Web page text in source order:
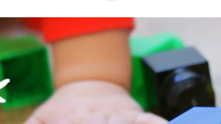
TO
CONTENT